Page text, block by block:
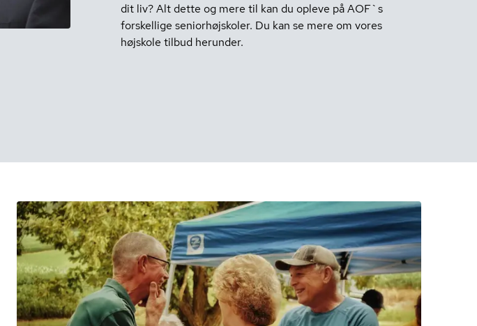
dit liv? Alt dette og mere til kan du opleve på AOF`s
forskellige seniorhøjskoler. Du kan se mere om vores
højskole tilbud herunder.